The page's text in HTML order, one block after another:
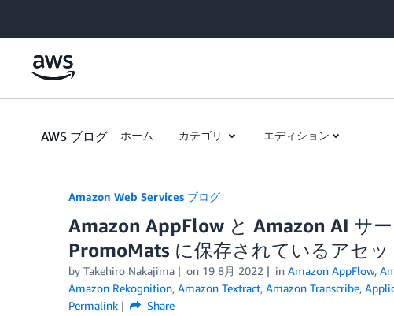
AWS ブログ ホーム カテゴリ エディション
Amazon Web Services ブログ
Amazon AppFlow と Amazon AI サ
PromoMats に保存されているアセ
by Takehiro Nakajima on 19 8月 2022 in Amazon AppFlow,
Amazon Rekognition, Amazon Textract, Amazon Transcribe,
Permalink
Share